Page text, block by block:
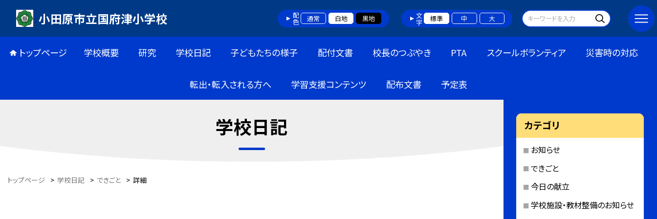
小田原市立国府津小学校 配色 通常 白地 黒地 文字 標準 中 大
トップページ 学校概要 研究 学校日記 子どもたちの様子 配付文書 校長のつぶやき PTA スクールボランティア 災害時の対応
転出・転入される方へ 学習支援コンテンツ 配布文書 予定表
学校日記
トップページ > 学校日記 > できごと > 詳細
カテゴリ
お知らせ
できごと
今日の献立
学校施設・教材整備のお知らせ